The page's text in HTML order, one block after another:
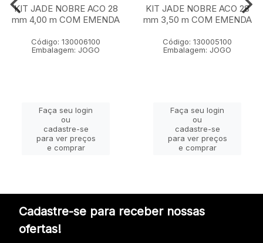
KIT JADE NOBRE ACO 28
mm 4,00 m COM EMENDA
Código: 130006100
Embalagem: JOGO
Faça seu login
ou
cadastre-se
para ver preços
e comprar
KIT JADE NOBRE ACO 28
mm 3,50 m COM EMENDA
Código: 130005100
Embalagem: JOGO
Faça seu login
ou
cadastre-se
para ver preços
e comprar
Cadastre-se para receber nossas
ofertas!